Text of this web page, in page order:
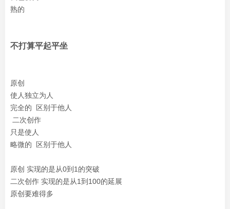
熟的
不打算平起平坐
原创
使人独立为人
完全的 区别于他人
二次创作
只是使人
略微的 区别于他人
原创 实现的是从0到1的突破
二次创作 实现的是从1到100的延展
原创要难得多